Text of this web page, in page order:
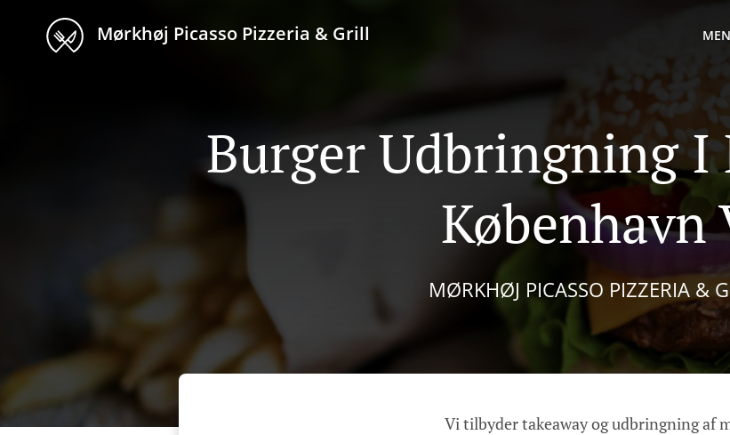
Mørkhøj Picasso Pizzeria & Grill
Burger Udbringning I
København
MØRKHØJ PICASSO PIZZERIA &
Vi tilbyder takeaway og udbringning af